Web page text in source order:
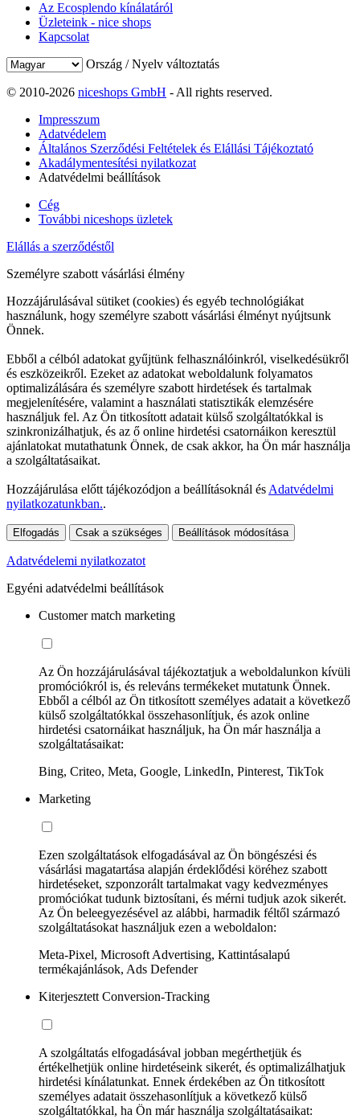
Az Ecosplendo kínálatáról
Üzleteink - nice shops
Kapcsolat
Ország / Nyelv változtatás
© 2010-2026 niceshops GmbH - All rights reserved.
Impresszum
Adatvédelem
Általános Szerződési Feltételek és Elállási Tájékoztató
Akadálymentesítési nyilatkozat
Adatvédelmi beállítások
Cég
További niceshops üzletek
Elállás a szerződéstől
Személyre szabott vásárlási élmény
Hozzájárulásával sütiket (cookies) és egyéb technológiákat
használunk, hogy személyre szabott vásárlási élményt nyújtsunk
Önnek.
Ebből a célból adatokat gyűjtünk felhasználóinkról, viselkedésükről
és eszközeikről. Ezeket az adatokat weboldalunk folyamatos
optimalizálására és személyre szabott hirdetések és tartalmak
megjelenítésére, valamint a használati statisztikák elemzésére
használjuk fel. Az Ön titkosított adatait külső szolgáltatókkal is
szinkronizálhatjuk, és az ő online hirdetési csatornáikon keresztül
ajánlatokat mutathatunk Önnek, de csak akkor, ha Ön már használja
a szolgáltatásaikat.
Hozzájárulása előtt tájékozódjon a beállításoknál és Adatvédelmi
nyilatkozatunkban..
Elfogadás Csak a szükséges Beállítások módosítása
Adatvédelemi nyilatkozatot
Egyéni adatvédelmi beállítások
Customer match marketing
Az Ön hozzájárulásával tájékoztatjuk a weboldalunkon kívüli
promóciókról is, és releváns termékeket mutatunk Önnek.
Ebből a célból az Ön titkosított személyes adatait a következő
külső szolgáltatókkal összehasonlítjuk, és azok online
hirdetési csatornáikat használjuk, ha Ön már használja a
szolgáltatásaikat:
Bing, Criteo, Meta, Google, LinkedIn, Pinterest, TikTok
Marketing
Ezen szolgáltatások elfogadásával az Ön böngészési és
vásárlási magatartása alapján érdeklődési köréhez szabott
hirdetéseket, szponzorált tartalmakat vagy kedvezményes
promóciókat tudunk biztosítani, és mérni tudjuk azok sikerét.
Az Ön beleegyezésével az alábbi, harmadik féltől származó
szolgáltatásokat használjuk ezen a weboldalon:
Meta-Pixel, Microsoft Advertising, Kattintásalapú
termékajánlások, Ads Defender
Kiterjesztett Conversion-Tracking
A szolgáltatás elfogadásával jobban megérthetjük és
értékelhetjük online hirdetéseink sikerét, és optimalizálhatjuk
hirdetési kínálatunkat. Ennek érdekében az Ön titkosított
személyes adatait összehasonlítjuk a következő külső
szolgáltatókkal, ha Ön már használja szolgáltatásaikat: